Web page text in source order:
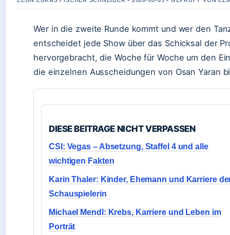
Wer in die zweite Runde kommt und wer den
entscheidet jede Show über das Schicksal der
hervorgebracht, die Woche für Woche um den
die einzelnen Ausscheidungen von Osan Yaran
DIESE BEITRAGE NICHT VERPASSEN
CSI: Vegas – Absetzung, Staffel 4 und alle
wichtigen Fakten
Karin Thaler: Kinder, Ehemann und Karriere
Schauspielerin
Michael Mendl: Krebs, Karriere und Leben im
Porträt